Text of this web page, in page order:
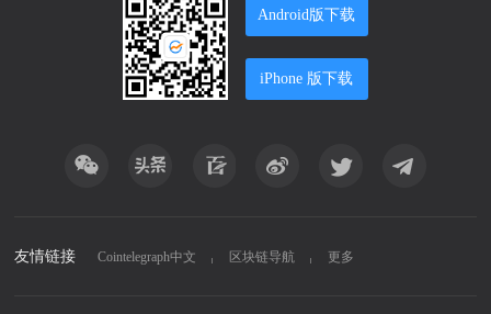
Android版下载
iPhone 版下载
友情链接 Cointelegraph中文 区块链导航 更多